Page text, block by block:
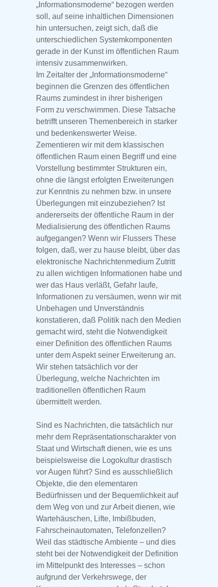
„Informationsmoderne“ bezogen werden
soll, auf seine inhaltlichen Dimensionen
hin untersuchen, zeigt sich, daß die
unterschiedlichen Systemkomponenten
gerade in der Kunst im öffentlichen Raum
intensiv zusammenwirken.
Im Zeitalter der „Informationsmoderne“
beginnen die Grenzen des öffentlichen
Raums zumindest in ihrer bisherigen
Form zu verschwimmen. Diese Tatsache
betrifft unseren Themenbereich in starker
und bedenkenswerter Weise.
Zementieren wir mit dem klassischen
öffentlichen Raum einen Begriff und eine
Vorstellung bestimmter Strukturen ein,
ohne die längst erfolgten Erweiterungen
zur Kenntnis zu nehmen bzw. in unsere
Überlegungen mit einzubeziehen? Ist
andererseits der öffentliche Raum in der
Medialisierung des öffentlichen Raums
aufgegangen? Wenn wir Flussers These
folgen, daß, wer zu hause bleibt, über das
elektronische Nachrichtenmedium Zutritt
zu allen wichtigen Informationen habe und
wer das Haus verläßt, Gefahr laufe,
Informationen zu versäumen, wenn wir mit
Unbehagen und Unverständnis
konstatieren, daß Politik nach den Medien
gemacht wird, steht die Notwendigkeit
einer Definition des öffentlichen Raums
unter dem Aspekt seiner Erweiterung an.
Wir stehen tatsächlich vor der
Überlegung, welche Nachrichten im
traditionellen öffentlichen Raum
übermittelt werden.
Sind es Nachrichten, die tatsächlich nur
mehr dem Repräsentationscharakter von
Staat und Wirtschaft dienen, wie es uns
beispielsweise die Logokultur drastisch
vor Augen führt? Sind es ausschließlich
Objekte, die den elementaren
Bedürfnissen und der Bequemlichkeit auf
dem Weg von und zur Arbeit dienen, wie
Wartehäuschen, Lifte, Imbißbuden,
Fahrscheinautomaten, Telefonzellen?
Weil das städtische Ambiente – und dies
steht bei der Notwendigkeit der Definition
im Mittelpunkt des Interesses – schon
aufgrund der Verkehrswege, der